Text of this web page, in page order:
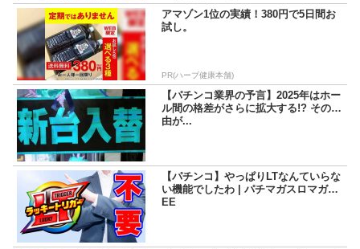
アマゾン1位の実績！380円で5日間お
試し。
PR(ハーブ健康本舗)
【パチンコ業界の予言】2025年はホー
ル間の格差がさらに拡大する!? その理
由が...
【パチンコ】やっぱりLTなんていらな
い機能でしたわ | パチマガスロマガFR
EE